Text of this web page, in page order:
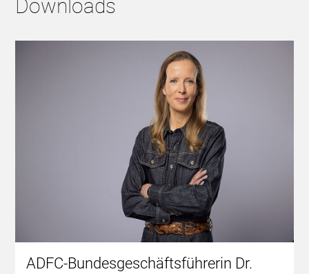
Downloads
ADFC-Bundesgeschäftsführerin Dr.